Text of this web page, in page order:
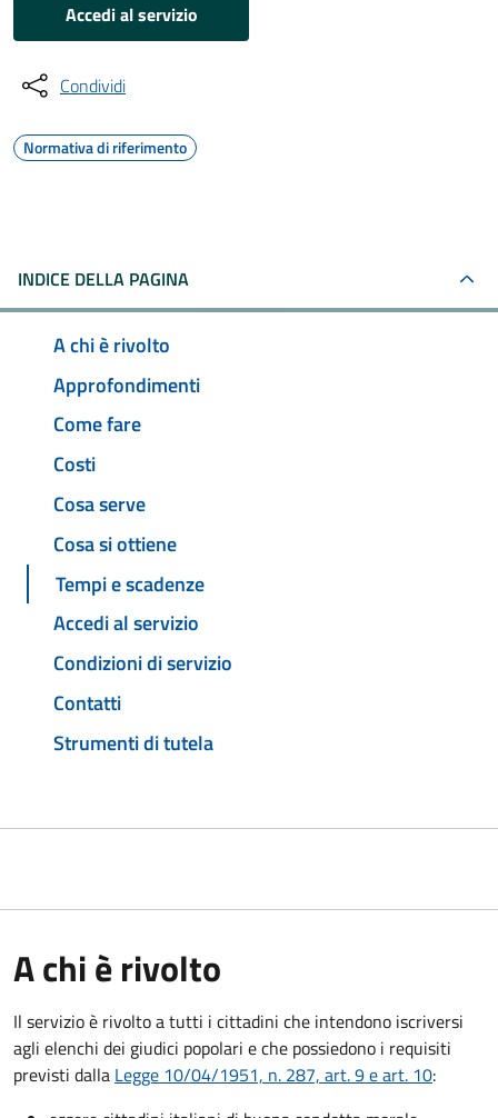
Accedi al servizio
Condividi
Normativa di riferimento
INDICE DELLA PAGINA
A chi è rivolto
Approfondimenti
Come fare
Costi
Cosa serve
Cosa si ottiene
Tempi e scadenze
Accedi al servizio
Condizioni di servizio
Contatti
Strumenti di tutela
A chi è rivolto
Il servizio è rivolto a tutti i cittadini che intendono iscriversi
agli elenchi dei giudici popolari e che possiedono i requisiti
previsti dalla Legge 10/04/1951, n. 287, art. 9 e art. 10: